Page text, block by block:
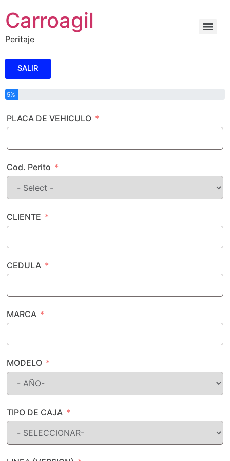
Carroagil
Peritaje
SALIR
5%
PLACA DE VEHICULO
Cod. Perito
CLIENTE
CEDULA
MARCA
MODELO
TIPO DE CAJA